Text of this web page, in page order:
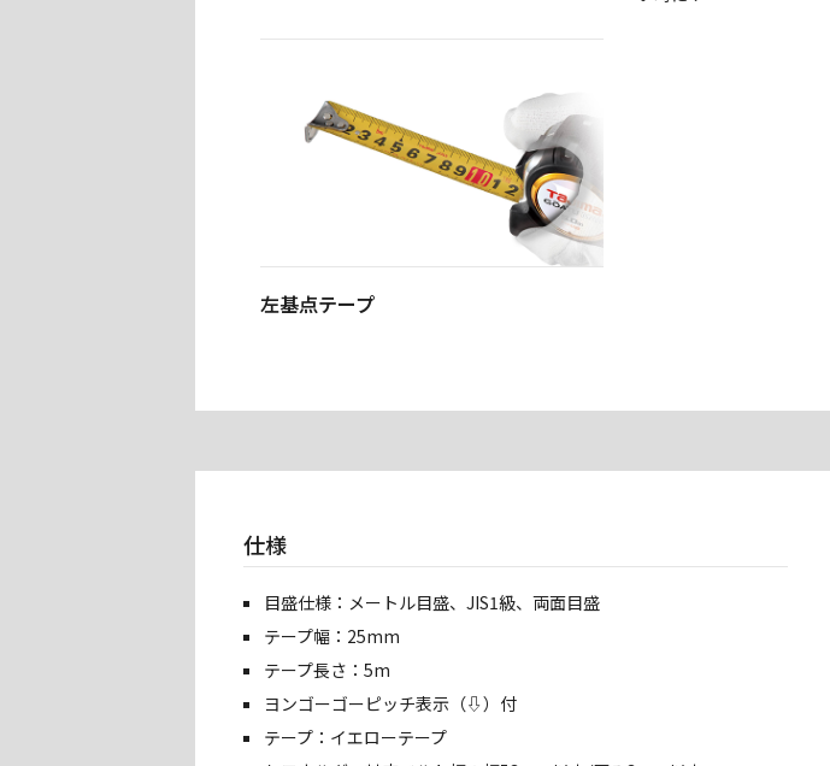
左基点テープ
仕様
目盛仕様：メートル目盛、JIS1級、両面目盛
テープ幅：25mm
テープ長さ：5m
ヨンゴーゴーピッチ表示（⇩）付
テープ：イエローテープ